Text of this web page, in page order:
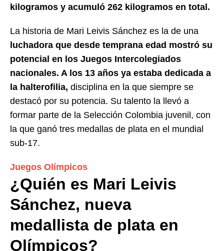
kilogramos y acumuló 262 kilogramos en total.
La historia de Mari Leivis Sánchez es la de una
luchadora que desde temprana edad mostró su
potencial en los Juegos Intercolegiados
nacionales. A los 13 años ya estaba dedicada a
la halterofilia, disciplina en la que siempre se
destacó por su potencia. Su talento la llevó a
formar parte de la Selección Colombia juvenil, con
la que ganó tres medallas de plata en el mundial
sub-17.
Juegos Olímpicos
¿Quién es Mari Leivis
Sánchez, nueva
medallista de plata en
Olímpicos?